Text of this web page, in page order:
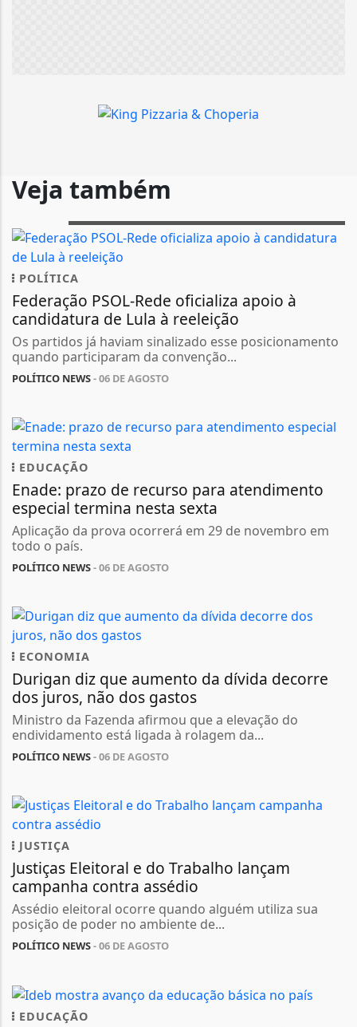
Veja também
POLÍTICA
Federação PSOL-Rede oficializa apoio à
candidatura de Lula à reeleição
Os partidos já haviam sinalizado esse posicionamento
quando participaram da convenção...
POLÍTICO NEWS- 06 DE AGOSTO
EDUCAÇÃO
Enade: prazo de recurso para atendimento
especial termina nesta sexta
Aplicação da prova ocorrerá em 29 de novembro em
todo o país.
POLÍTICO NEWS- 06 DE AGOSTO
ECONOMIA
Durigan diz que aumento da dívida decorre
dos juros, não dos gastos
Ministro da Fazenda afirmou que a elevação do
endividamento está ligada à rolagem da...
POLÍTICO NEWS- 06 DE AGOSTO
JUSTIÇA
Justiças Eleitoral e do Trabalho lançam
campanha contra assédio
Assédio eleitoral ocorre quando alguém utiliza sua
posição de poder no ambiente de...
POLÍTICO NEWS- 06 DE AGOSTO
EDUCAÇÃO